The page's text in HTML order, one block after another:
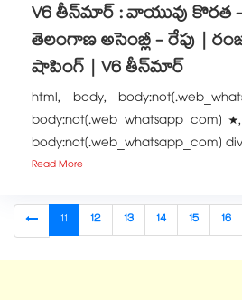
V6 తీన్‌మార్ : వాయువు కొరత -
తెలంగాణ అసెంబ్లీ - రేపు |
షాపింగ్ | V6 తీన్‌మార్
html, body,
body:not(.web_whatsapp_com)
body:not(.web_whatsapp_com)
Read More
11 12 13 14 15 16